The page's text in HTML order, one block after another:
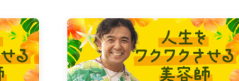
ココロオドル…